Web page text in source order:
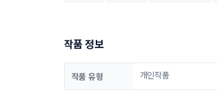
작품 정보
작품 유형 개인작품